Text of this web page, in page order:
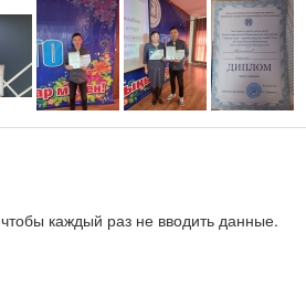
чтобы каждый раз не вводить данные.